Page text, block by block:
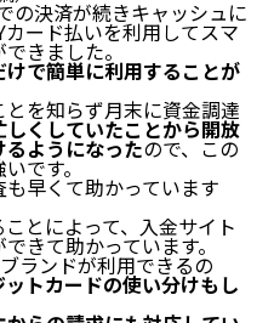
の決済が続きキャッシュに
ード払いを利用してスマ
きました。
で簡単に利用することが
を知らず月末に資金調達
しくしていたことから開放
ようになったので、この
です。
も早くて助かっています
とによって、入金サイト
きて助かっています。
ランドが利用できるの
トカードの使い分けもし